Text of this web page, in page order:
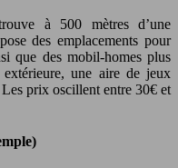
à 500 mètres d’une
des emplacements pour
que des mobil-homes plus
une aire de jeux
prix oscillent entre 30€ et